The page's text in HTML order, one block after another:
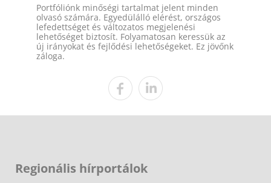
Portfóliónk minőségi tartalmat jelent minden
olvasó számára. Egyedülálló elérést, országos
lefedettséget és változatos megjelenési
lehetőséget biztosít. Folyamatosan keressük az
új irányokat és fejlődési lehetőségeket. Ez jövőnk
záloga.
Regionális hírportálok